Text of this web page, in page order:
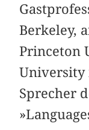
Berkeley,
Princeton
University
Sprecher